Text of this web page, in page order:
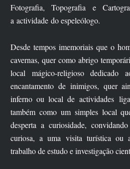
Fotografia, Topografia e
a actividade do espeleólogo.
Desde tempos imemoriais que o
cavernas, quer como abrigo
local mágico-religioso dedicado
encantamento de inimigos, quer
inferno ou local de actividades
também como um simples local
desperta a curiosidade,
curiosa, a uma visita turística ou
trabalho de estudo e investigação